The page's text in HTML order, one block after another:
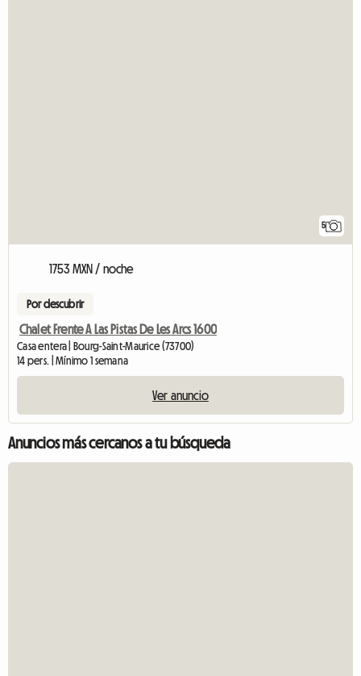
5
1753 MXN / noche
Por descubrir
Chalet Frente A Las Pistas De Les Arcs 1600
Casa entera | Bourg-Saint-Maurice (73700)
14 pers. | Mínimo 1 semana
Ver anuncio
Anuncios más cercanos a tu búsqueda